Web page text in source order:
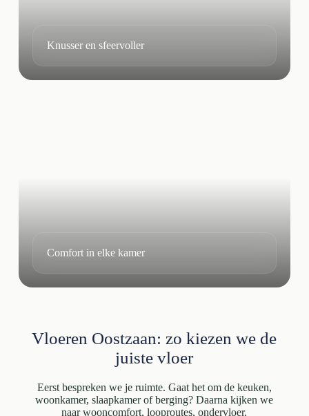
Knusser en sfeervoller
Comfort in elke kamer
Vloeren Oostzaan: zo kiezen we de
juiste vloer
Eerst bespreken we je ruimte. Gaat het om de keuken,
woonkamer, slaapkamer of berging? Daarna kijken we
naar wooncomfort, looproutes, ondervloer,